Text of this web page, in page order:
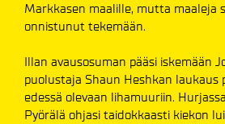
Markkasen maalille, mutta maaleja
onnistunut tekemään.
Illan avausosuman pääsi iskemään
puolustaja Shaun Heshkan laukaus
edessä olevaan lihamuuriin.
Pyörälä ohjasi taidokkaasti kiekon